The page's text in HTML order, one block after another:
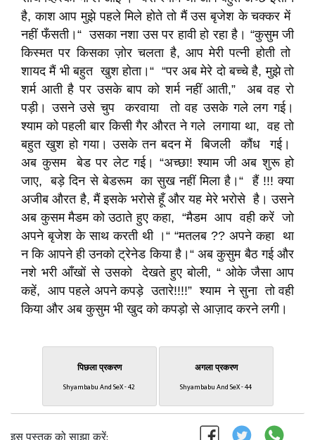
है, काश आप मुझे पहले मिले होते तो मैं उस बृजेश के चक्कर में
नहीं फँसती।“ उसका नशा उस पर हावी हो रहा है। “कुसुम जी
किस्मत पर किसका ज़ोर चलता है, आप मेरी पत्नी होती तो
शायद मैं भी बहुत खुश होता।“ “पर अब मेरे दो बच्चे है, मुझे तो
शर्म आती है पर उसके बाप को शर्म नहीं आती,” अब वह रो
पड़ी। उसने उसे चुप करवाया तो वह उसके गले लग गई।
श्याम को पहली बार किसी गैर औरत ने गले लगाया था, वह तो
बहुत खुश हो गया। उसके तन बदन में बिजली कौंध गई।
अब कुसम बेड पर लेट गई। “अच्छा! श्याम जी अब शुरू हो
जाए, बड़े दिन से बेडरूम का सुख नहीं मिला है।“ हैं !!! क्या
अजीब औरत है, मैं इसके भरोसे हूँ और यह मेरे भरोसे है। उसने
अब कुसम मैडम को उठाते हुए कहा, “मैडम आप वही करें जो
अपने बृजेश के साथ करती थी ।“ “मतलब ?? अपने कहा था
न कि आपने ही उनको ट्रेनेड किया है।“ अब कुसुम बैठ गई और
नशे भरी आँखों से उसको देखते हुए बोली, “ ओके जैसा आप
कहें, आप पहले अपने कपड़े उतारे!!!!” श्याम ने सुना तो वही
किया और अब कुसुम भी खुद को कपड़ो से आज़ाद करने लगी।
पिछला प्रकरण
Shyambabu And SeX - 42
अगला प्रकरण
Shyambabu And SeX - 44